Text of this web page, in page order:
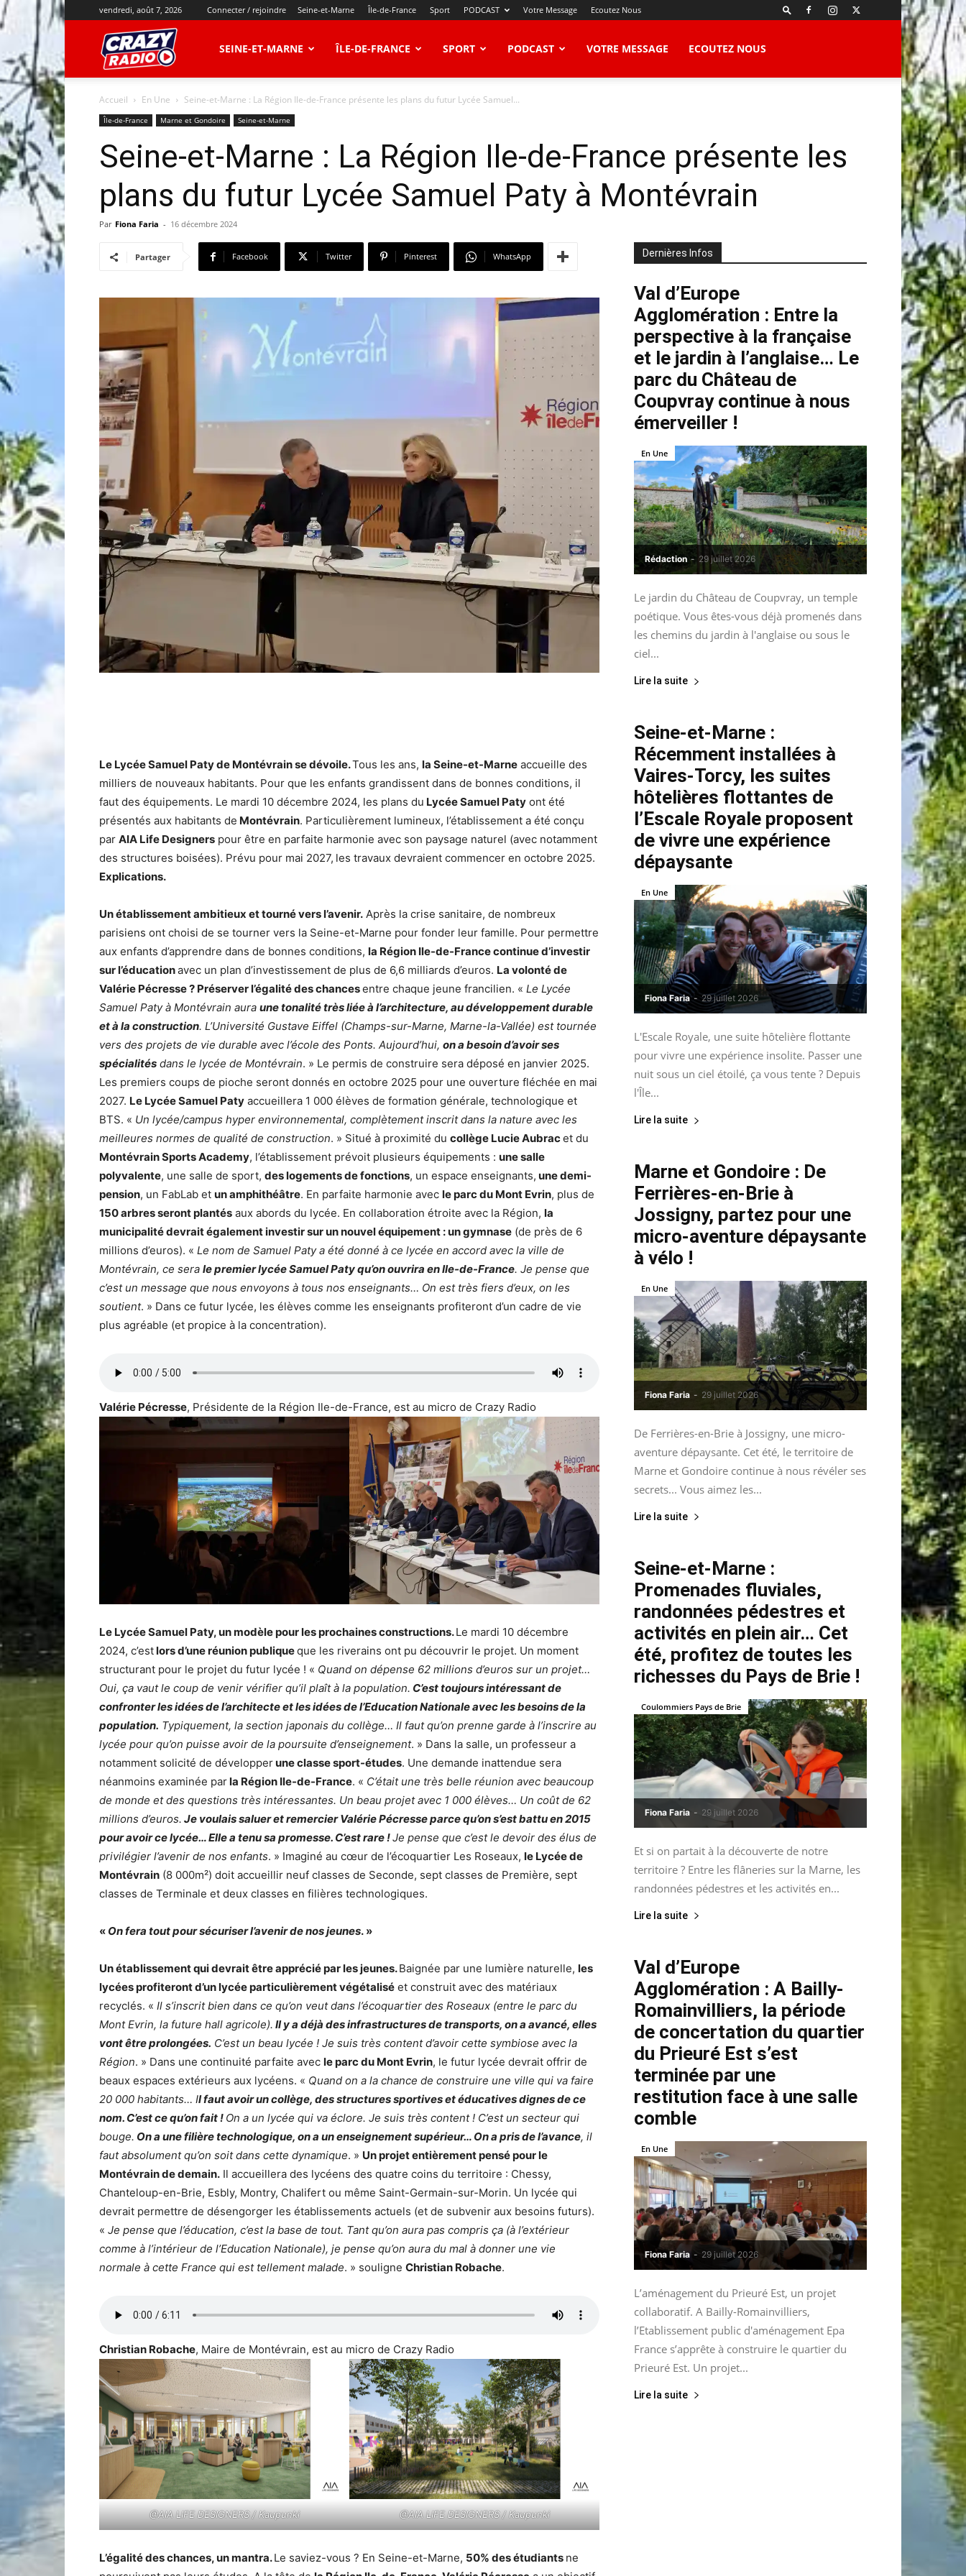
vendredi, août 7, 2026 Connecter / rejoindre Seine-et-Marne Île-de-France Sport PODCAST Votre Message Ecoutez Nous
RADIO
SEINE-ET-MARNE ÎLE-DE-FRANCE SPORT PODCAST VOTRE MESSAGE ECOUTEZ NOUS
Accueil En Une Seine-et-Marne : La Région Ile-de-France présente les plans du futur Lycée Samuel...
Île-de-France Marne et Gondoire Seine-et-Marne
Seine-et-Marne : La Région Ile-de-France présente les
plans du futur Lycée Samuel Paty à Montévrain
Par Fiona Faria - 16 décembre 2024
Partager Facebook Twitter Pinterest WhatsApp
Le Lycée Samuel Paty de Montévrain se dévoile.Tous les ans, la Seine-et-Marne accueille des
milliers de nouveaux habitants. Pour que les enfants grandissent dans de bonnes conditions, il
faut des équipements. Le mardi 10 décembre 2024, les plans du Lycée Samuel Paty ont été
présentés aux habitants de Montévrain. Particulièrement lumineux, l’établissement a été conçu
par AIA Life Designers pour être en parfaite harmonie avec son paysage naturel (avec notamment
des structures boisées). Prévu pour mai 2027, les travaux devraient commencer en octobre 2025.
Explications.
Un établissement ambitieux et tourné vers l’avenir. Après la crise sanitaire, de nombreux
parisiens ont choisi de se tourner vers la Seine-et-Marne pour fonder leur famille. Pour permettre
aux enfants d’apprendre dans de bonnes conditions, la Région Ile-de-France continue d’investir
sur l’éducationavec un plan d’investissement de plus de 6,6 milliards d’euros. La volonté de
Valérie Pécresse ? Préserver l’égalité des chancesentre chaque jeune francilien. « Le Lycée
Samuel Paty à Montévrain aura une tonalité très liée à l’architecture, au développement durable
et à la construction. L’Université Gustave Eiffel (Champs-sur-Marne, Marne-la-Vallée) est tournée
vers des projets de vie durable avec l’école des Ponts. Aujourd’hui, on a besoin d’avoir ses
spécialités dans le lycée de Montévrain. » Le permis de construire sera déposé en janvier 2025.
Les premiers coups de pioche seront donnés en octobre 2025 pour une ouverture fléchée en mai
2027. Le Lycée Samuel Paty accueillera 1 000 élèves de formation générale, technologique et
BTS. « Un lycée/campus hyper environnemental, complètement inscrit dans la nature avec les
meilleures normes de qualité de construction. » Situé à proximité du collège Lucie Aubracet du
Montévrain Sports Academy, l’établissement prévoit plusieurs équipements : une salle
polyvalente, une salle de sport, des logements de fonctions, un espace enseignants, une demi-
pension, un FabLab et un amphithéâtre. En parfaite harmonie avec le parc du Mont Evrin, plus de
150 arbres seront plantés aux abords du lycée. En collaboration étroite avec la Région, la
municipalité devrait également investir sur un nouvel équipement : un gymnase (de près de 6
millions d’euros). « Le nom de Samuel Paty a été donné à ce lycée en accord avec la ville de
Montévrain, ce sera le premier lycée Samuel Paty qu’on ouvrira en Ile-de-France. Je pense que
c’est un message que nous envoyons à tous nos enseignants… On est très fiers d’eux, on les
soutient. » Dans ce futur lycée, les élèves comme les enseignants profiteront d’un cadre de vie
plus agréable (et propice à la concentration).
Valérie Pécresse, Présidente de la Région Ile-de-France, est au micro de Crazy Radio
Le Lycée Samuel Paty, un modèle pour les prochaines constructions.Le mardi 10 décembre
2024, c’estlors d’une réunion publiqueque les riverains ont pu découvrir le projet. Un moment
structurant pour le projet du futur lycée ! « Quand on dépense 62 millions d’euros sur un projet…
Oui, ça vaut le coup de venir vérifier qu’il plaît à la population. C’est toujours intéressant de
confronter les idées de l’architecte et les idées de l’Education Nationale avec les besoins de la
population. Typiquement, la section japonais du collège… Il faut qu’on prenne garde à l’inscrire au
lycée pour qu’on puisse avoir de la poursuite d’enseignement. » Dans la salle, un professeur a
notamment solicité de développerune classe sport-études. Une demande inattendue sera
néanmoins examinée parla Région Ile-de-France. « C’était une très belle réunion avec beaucoup
de monde et des questions très intéressantes. Un beau projet avec 1 000 élèves… Un coût de 62
millions d’euros. Je voulais saluer et remercier Valérie Pécresse parce qu’on s’est battu en 2015
pour avoir ce lycée… Elle a tenu sa promesse. C’est rare !Je pense que c’est le devoir des élus de
privilégier l’avenir de nos enfants. » Imaginé au cœur de l’écoquartier Les Roseaux, le Lycée de
Montévrain (8 000m²) doit accueillir neuf classes de Seconde, sept classes de Première, sept
classes de Terminale et deux classes en filières technologiques.
« On fera tout pour sécuriser l’avenir de nos jeunes. »
Un établissement qui devrait être apprécié par les jeunes.Baignée par une lumière naturelle, les
lycées profiteront d’un lycée particulièrement végétalisé et construit avec des matériaux
recyclés. « Il s’inscrit bien dans ce qu’on veut dans l’écoquartier des Roseaux (entre le parc du
Mont Evrin, la future hall agricole). Il y a déjà des infrastructures de transports, on a avancé, elles
vont être prolongées. C’est un beau lycée ! Je suis très content d’avoir cette symbiose avec la
Région. » Dans une continuité parfaite avec le parc du Mont Evrin, le futur lycée devrait offrir de
beaux espaces extérieurs aux lycéens. « Quand on a la chance de construire une ville qui va faire
20 000 habitants… Il faut avoir un collège, des structures sportives et éducatives dignes de ce
nom. C’est ce qu’on fait ! On a un lycée qui va éclore. Je suis très content ! C’est un secteur qui
bouge. On a une filière technologique, on a un enseignement supérieur… On a pris de l’avance, il
faut absolument qu’on soit dans cette dynamique. » Un projet entièrement pensé pour le
Montévrain de demain. Il accueillera des lycéens des quatre coins du territoire : Chessy,
Chanteloup-en-Brie, Esbly, Montry, Chalifert ou même Saint-Germain-sur-Morin. Un lycée qui
devrait permettre de désengorger les établissements actuels (et de subvenir aux besoins futurs).
« Je pense que l’éducation, c’est la base de tout. Tant qu’on aura pas compris ça (à l’extérieur
comme à l’intérieur de l’Education Nationale), je pense qu’on aura du mal à donner une vie
normale à cette France qui est tellement malade. » souligne Christian Robache.
Christian Robache, Maire de Montévrain, est au micro de Crazy Radio
@AIA LIFE DESIGNERS / Kaupunki @AIA LIFE DESIGNERS / Kaupunki
L’égalité des chances, un mantra.Le saviez-vous ? En Seine-et-Marne, 50% des étudiants ne
Dernières Infos
Val d’Europe
Agglomération : Entre la
perspective à la française
et le jardin à l’anglaise… Le
parc du Château de
Coupvray continue à nous
émerveiller !
Rédaction - 29 juillet 2026
En Une
Le jardin du Château de Coupvray, un temple
poétique. Vous êtes-vous déjà promenés dans
les chemins du jardin à l'anglaise ou sous le
ciel...
Lire la suite
Seine-et-Marne :
Récemment installées à
Vaires-Torcy, les suites
hôtelières flottantes de
l’Escale Royale proposent
de vivre une expérience
dépaysante
Fiona Faria - 29 juillet 2026
En Une
L'Escale Royale, une suite hôtelière flottante
pour vivre une expérience insolite. Passer une
nuit sous un ciel étoilé, ça vous tente ? Depuis
l'Île...
Lire la suite
Marne et Gondoire : De
Ferrières-en-Brie à
Jossigny, partez pour une
micro-aventure dépaysante
à vélo !
Fiona Faria - 29 juillet 2026
En Une
De Ferrières-en-Brie à Jossigny, une micro-
aventure dépaysante. Cet été, le territoire de
Marne et Gondoire continue à nous révéler ses
secrets... Vous aimez les...
Lire la suite
Seine-et-Marne :
Promenades fluviales,
randonnées pédestres et
activités en plein air… Cet
été, profitez de toutes les
richesses du Pays de Brie !
Fiona Faria - 29 juillet 2026
Coulommiers Pays de Brie
Et si on partait à la découverte de notre
territoire ? Entre les flâneries sur la Marne, les
randonnées pédestres et les activités en...
Lire la suite
Val d’Europe
Agglomération : A Bailly-
Romainvilliers, la période
de concertation du quartier
du Prieuré Est s’est
terminée par une
restitution face à une salle
comble
Fiona Faria - 29 juillet 2026
En Une
L’aménagement du Prieuré Est, un projet
collaboratif. A Bailly-Romainvilliers,
l’Etablissement public d'aménagement Epa
France s’apprête à construire le quartier du
Prieuré Est. Un projet...
Lire la suite